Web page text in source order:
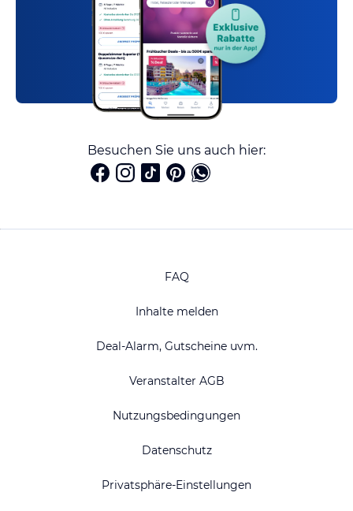
Besuchen Sie uns auch hier:
FAQ
Inhalte melden
Deal-Alarm, Gutscheine uvm.
Veranstalter AGB
Nutzungsbedingungen
Datenschutz
Privatsphäre-Einstellungen